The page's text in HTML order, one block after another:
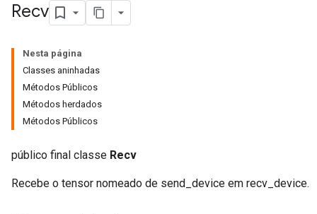
Recv
Nesta página
Classes aninhadas
Métodos Públicos
Métodos herdados
Métodos Públicos
público final classe Recv
Recebe o tensor nomeado de send_device em recv_device.